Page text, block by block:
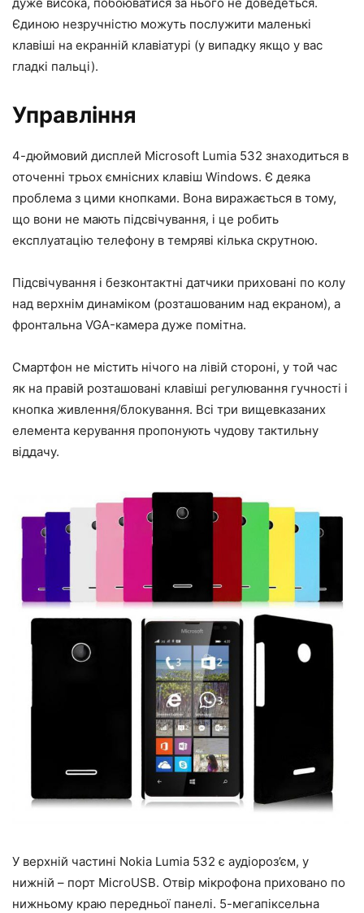
дуже висока, побоюватися за нього не доведеться.
Єдиною незручністю можуть послужити маленькі
клавіші на екранній клавіатурі (у випадку якщо у вас
гладкі пальці).
Управління
4-дюймовий дисплей Microsoft Lumia 532 знаходиться в
оточенні трьох ємнісних клавіш Windows. Є деяка
проблема з цими кнопками. Вона виражається в тому,
що вони не мають підсвічування, і це робить
експлуатацію телефону в темряві кілька скрутною.
Підсвічування і безконтактні датчики приховані по колу
над верхнім динаміком (розташованим над екраном), а
фронтальна VGA-камера дуже помітна.
Смартфон не містить нічого на лівій стороні, у той час
як на правій розташовані клавіші регулювання гучності і
кнопка живлення/блокування. Всі три вищевказаних
елемента керування пропонують чудову тактильну
віддачу.
У верхній частині Nokia Lumia 532 є аудіороз’єм, у
нижній – порт MicroUSB. Отвір мікрофона приховано по
нижньому краю передньої панелі. 5-мегапіксельна